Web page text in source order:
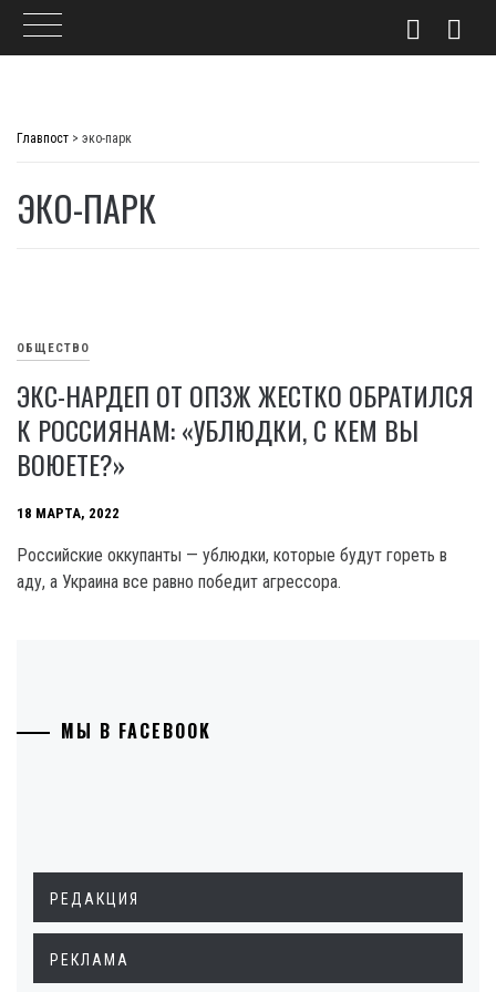
Главпост > эко-парк
ЭКО-ПАРК
ОБЩЕСТВО
ЭКС-НАРДЕП ОТ ОПЗЖ ЖЕСТКО ОБРАТИЛСЯ
К РОССИЯНАМ: «УБЛЮДКИ, С КЕМ ВЫ
ВОЮЕТЕ?»
18 МАРТА, 2022
Российские оккупанты — ублюдки, которые будут гореть в
аду, а Украина все равно победит агрессора.
МЫ В FACEBOOK
РЕДАКЦИЯ
РЕКЛАМА